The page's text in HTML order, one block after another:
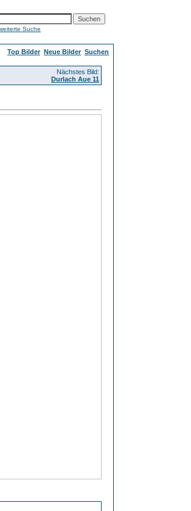
Suche
Top Bilder Neue Bilder Suchen
Nächstes Bild:
Durlach Aue 11